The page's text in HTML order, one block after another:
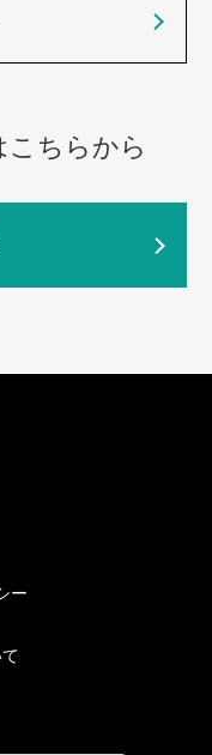
こちらから
ー